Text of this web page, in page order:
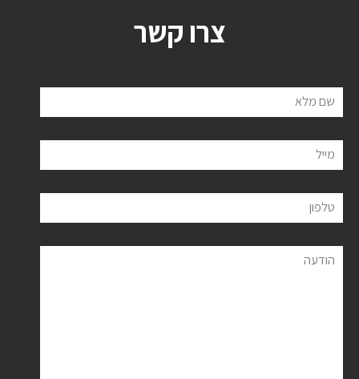
צרו קשר
שם מלא
מייל
טלפון
הודעה